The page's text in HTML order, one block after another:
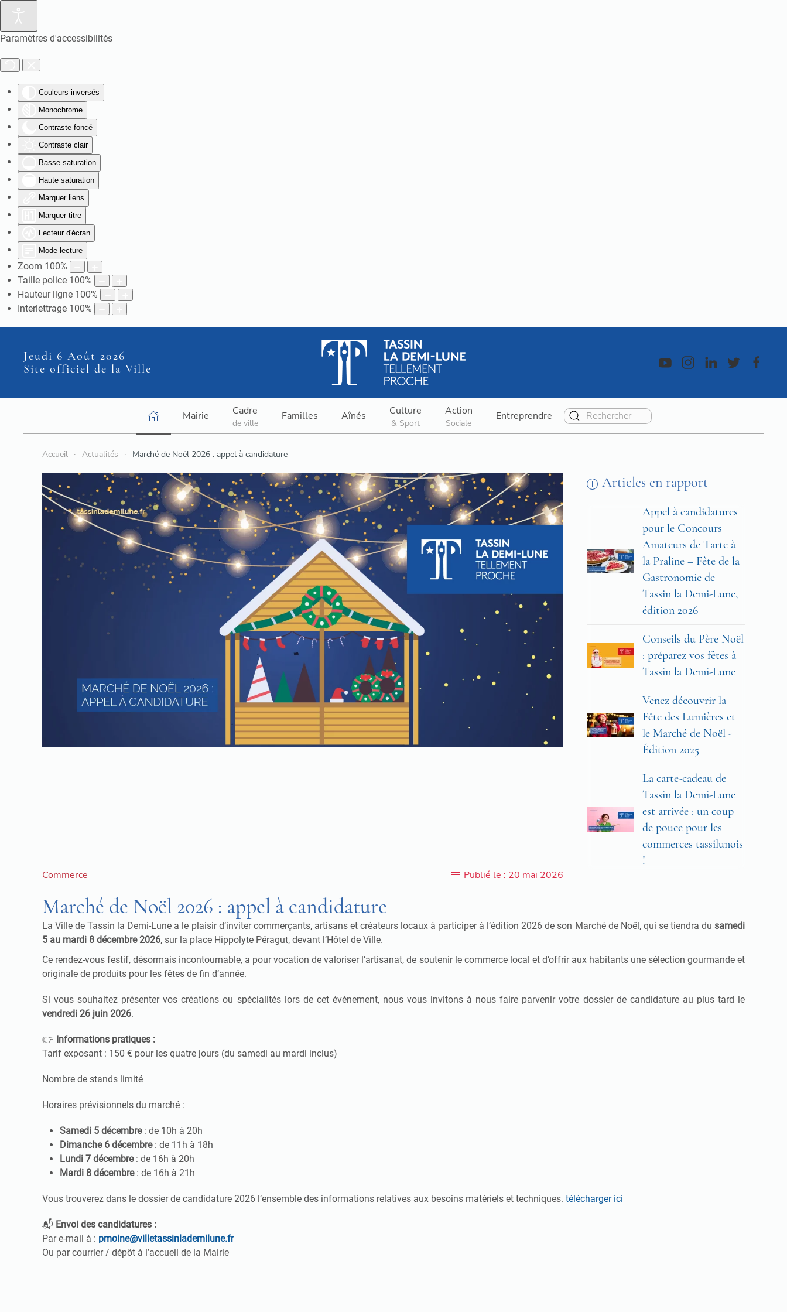
Paramètres d'accessibilités
Couleurs inversés
Monochrome
Contraste foncé
Contraste clair
Basse saturation
Haute saturation
Marquer liens
Marquer titre
Lecteur d'écran
Mode lecture
Zoom 100%
Taille police 100%
Hauteur ligne 100%
Interlettrage 100%
Jeudi 6 Août 2026
Site officiel de la Ville
Mairie Cadre
de ville
Familles Aînés Culture
& Sport
Action
Sociale
Entreprendre
Accueil Actualités Marché de Noël 2026 : appel à candidature
Articles en rapport
Appel à candidatures
pour le Concours
Amateurs de Tarte à
la Praline – Fête de la
Gastronomie de
Tassin la Demi-Lune,
édition 2026
Conseils du Père Noël
: préparez vos fêtes à
Tassin la Demi-Lune
Venez découvrir la
Fête des Lumières et
le Marché de Noël -
Édition 2025
La carte-cadeau de
Tassin la Demi-Lune
est arrivée : un coup
de pouce pour les
commerces tassilunois
!
Commerce Publié le : 20 mai 2026
Marché de Noël 2026 : appel à candidature
La Ville de Tassin la Demi-Lune a le plaisir d’inviter commerçants, artisans et créateurs locaux à participer à l’édition 2026 de son Marché de Noël, qui se tiendra du samedi
5 au mardi 8 décembre 2026, sur la place Hippolyte Péragut, devant l’Hôtel de Ville.
Ce rendez-vous festif, désormais incontournable, a pour vocation de valoriser l’artisanat, de soutenir le commerce local et d’offrir aux habitants une sélection gourmande et
originale de produits pour les fêtes de fin d’année.
Si vous souhaitez présenter vos créations ou spécialités lors de cet événement, nous vous invitons à nous faire parvenir votre dossier de candidature au plus tard le
vendredi 26 juin 2026.
👉 Informations pratiques :
Tarif exposant : 150 € pour les quatre jours (du samedi au mardi inclus)
Nombre de stands limité
Horaires prévisionnels du marché :
Samedi 5 décembre: de 10h à 20h
Dimanche 6 décembre: de 11h à 18h
Lundi 7 décembre: de 16h à 20h
Mardi 8 décembre: de 16h à 21h
Vous trouverez dans le dossier de candidature 2026 l’ensemble des informations relatives aux besoins matériels et techniques. télécharger ici
📬 Envoi des candidatures :
Par e-mail à : pmoine@villetassinlademilune.fr
Ou par courrier / dépôt à l’accueil de la Mairie